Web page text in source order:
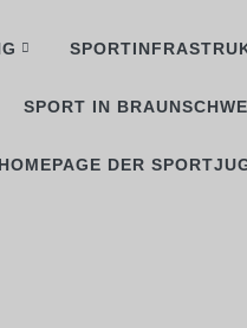
SPORT IN
HOMEPAGE DER